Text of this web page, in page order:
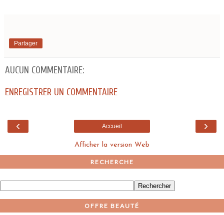
Partager
AUCUN COMMENTAIRE:
ENREGISTRER UN COMMENTAIRE
‹ ›
Accueil
Afficher la version Web
RECHERCHE
OFFRE BEAUTÉ